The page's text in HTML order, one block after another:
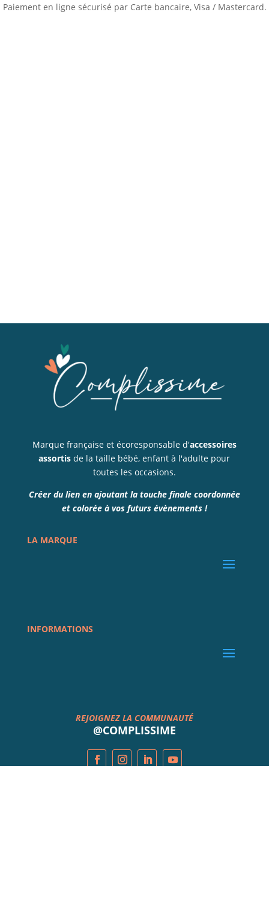
Paiement en ligne sécurisé par Carte bancaire, Visa / Mastercard.
Marque française et écoresponsable d'accessoires
assortis de la taille bébé, enfant à l'adulte pour
toutes les occasions.
Créer du lien en ajoutant la touche finale coordonnée
et colorée à vos futurs évènements !
LA MARQUE
INFORMATIONS
REJOIGNEZ LA COMMUNAUTÉ
@COMPLISSIME